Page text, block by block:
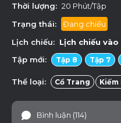
Thời lượng: 20 Phút/Tập
Trạng thái:
Đang chiếu
Lịch chiếu: Lịch chiếu
Tập mới:
Tập 8 Tập 7
Thể loại: Cổ Trang Kiếm
Bình luận (114)